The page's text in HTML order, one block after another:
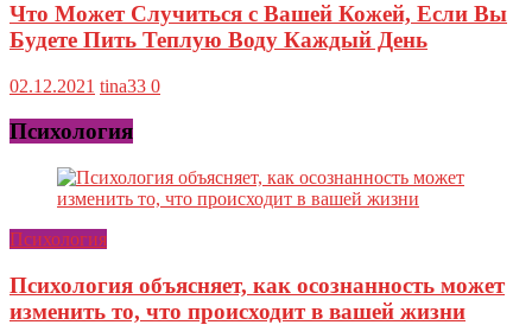
Что Может Случиться с Вашей Кожей, Если Вы
Будете Пить Теплую Воду Каждый День
02.12.2021 tina33 0
Психология
Психология
Психология объясняет, как осознанность может
изменить то, что происходит в вашей жизни